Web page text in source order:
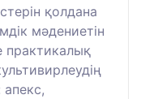
қолдана
мәдениетін
апекс,